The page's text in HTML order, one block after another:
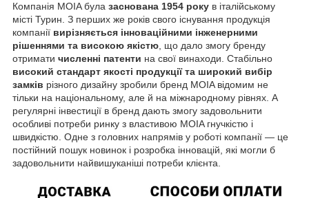
Компанія MOIA була заснована 1954 року в італійському
місті Турин. З перших же років свого існування продукція
компанії вирізняється інноваційними інженерними
рішеннями та високою якістю, що дало змогу бренду
отримати численні патенти на свої винаходи. Стабільно
високий стандарт якості продукції та широкий вибір
замків різного дизайну зробили бренд MOIA відомим не
тільки на національному, але й на міжнародному рівнях. А
регулярні інвестиції в бренд дають змогу задовольнити
особливі потреби ринку з властивою MOIA гнучкістю і
швидкістю. Одне з головних напрямів у роботі компанії — це
постійний пошук новинок і розробка інновацій, які могли б
задовольнити найвишуканіші потреби клієнта.